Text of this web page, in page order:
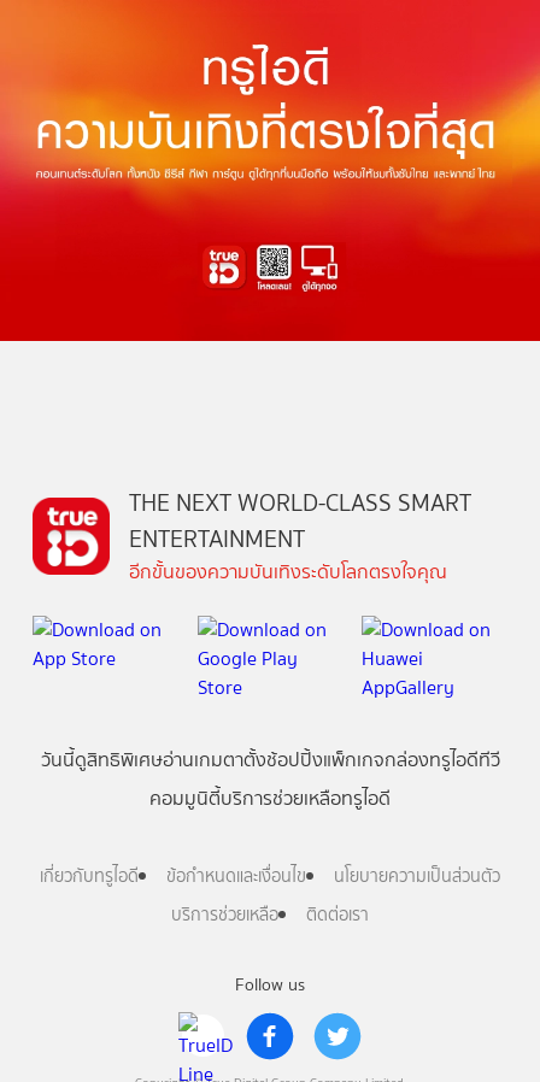
Follow us
THE NEXT WORLD-CLASS SMART
ENTERTAINMENT
อีกขั้นของความบันเทิงระดับโลกตรงใจคุณ
วันนี้ดูสิทธิพิเศษอ่านเกมตาตั้งช้อปปิ้งแพ็กเกจกล่องทรูไอดีทีวี
คอมมูนิตี้บริการช่วยเหลือทรูไอดี
เกี่ยวกับทรูไอดี ข้อกำหนดและเงื่อนไข
นโยบายความเป็นส่วนตัว
บริการช่วยเหลือ
ติดต่อเรา